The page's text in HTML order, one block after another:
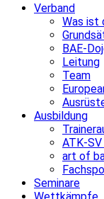
Verband
Was ist
BAE-
Leitung
Team
Ausbildung
ATK-
art of
Seminare